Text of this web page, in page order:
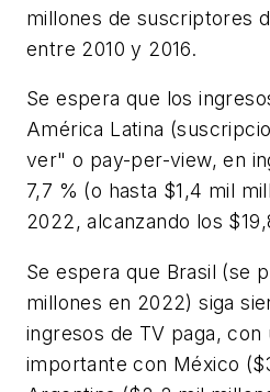
millones de suscriptores
entre 2010 y 2016.
Se espera que los
América Latina
ver" o pay-per-view, en
7,7 % (o hasta $1,4 mil
2022, alcanzando los
Se espera que Brasil (se
millones en 2022) siga
ingresos de TV paga, con
importante con México